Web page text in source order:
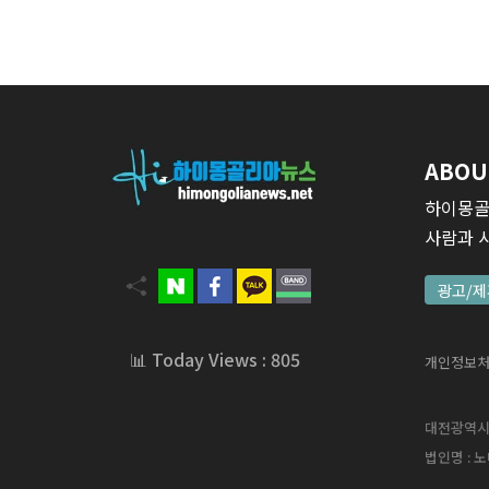
📊 Today Views : 805
하이몽
사람과
광고/
개인정보
대전광역
법인명 :